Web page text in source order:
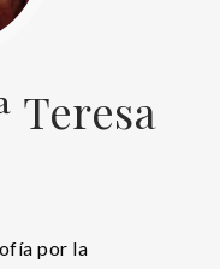
Teresa
por la